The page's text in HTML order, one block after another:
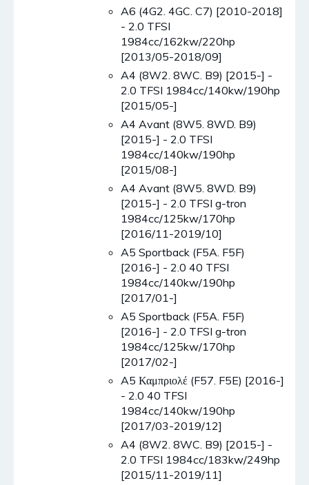
A6 (4G2. 4GC. C7) [2010-2018]
- 2.0 TFSI
1984cc/162kw/220hp
[2013/05-2018/09]
A4 (8W2. 8WC. B9) [2015-] -
2.0 TFSI 1984cc/140kw/190hp
[2015/05-]
A4 Avant (8W5. 8WD. B9)
[2015-] - 2.0 TFSI
1984cc/140kw/190hp
[2015/08-]
A4 Avant (8W5. 8WD. B9)
[2015-] - 2.0 TFSI g-tron
1984cc/125kw/170hp
[2016/11-2019/10]
A5 Sportback (F5A. F5F)
[2016-] - 2.0 40 TFSI
1984cc/140kw/190hp
[2017/01-]
A5 Sportback (F5A. F5F)
[2016-] - 2.0 TFSI g-tron
1984cc/125kw/170hp
[2017/02-]
A5 Καμπριολέ (F57. F5E) [2016-]
- 2.0 40 TFSI
1984cc/140kw/190hp
[2017/03-2019/12]
A4 (8W2. 8WC. B9) [2015-] -
2.0 TFSI 1984cc/183kw/249hp
[2015/11-2019/11]